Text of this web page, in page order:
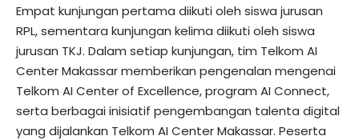
Empat kunjungan pertama diikuti oleh siswa jurusan
RPL, sementara kunjungan kelima diikuti oleh siswa
jurusan TKJ. Dalam setiap kunjungan, tim Telkom AI
Center Makassar memberikan pengenalan mengenai
Telkom AI Center of Excellence, program AI Connect,
serta berbagai inisiatif pengembangan talenta digital
yang dijalankan Telkom AI Center Makassar. Peserta